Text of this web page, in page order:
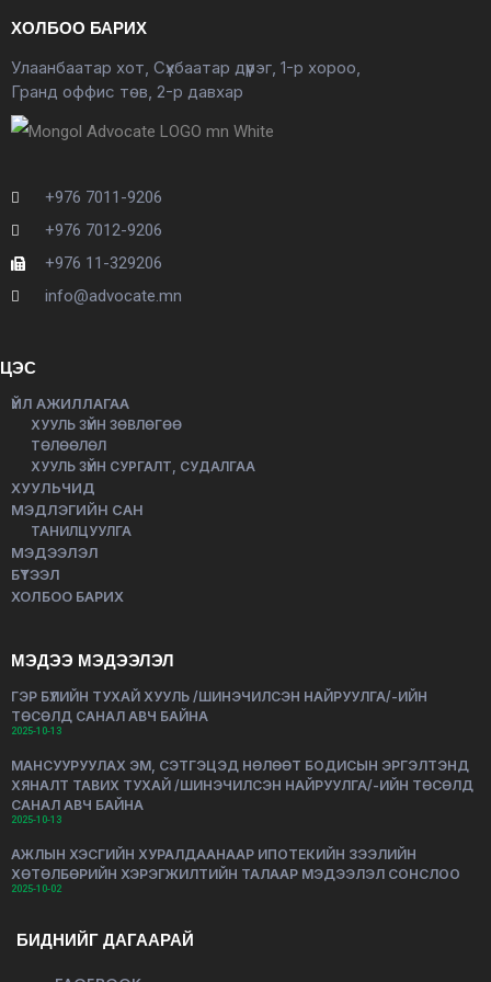
ХОЛБОО БАРИХ
Улаанбаатар хот, Сүхбаатар дүүрэг, 1-р хороо,
Гранд оффис төв, 2-р давхар
+976 7011-9206
+976 7012-9206
+976 11-329206
info@advocate.mn
ЦЭС
ҮЙЛ АЖИЛЛАГАА
ХУУЛЬ ЗҮЙН ЗӨВЛӨГӨӨ
ТӨЛӨӨЛӨЛ
ХУУЛЬ ЗҮЙН СУРГАЛТ, СУДАЛГАА
ХУУЛЬЧИД
МЭДЛЭГИЙН САН
ТАНИЛЦУУЛГА
МЭДЭЭЛЭЛ
БҮТЭЭЛ
ХОЛБОО БАРИХ
МЭДЭЭ МЭДЭЭЛЭЛ
ГЭР БҮЛИЙН ТУХАЙ ХУУЛЬ /ШИНЭЧИЛСЭН НАЙРУУЛГА/-ИЙН
ТӨСӨЛД САНАЛ АВЧ БАЙНА
2025-10-13
МАНСУУРУУЛАХ ЭМ, СЭТГЭЦЭД НӨЛӨӨТ БОДИСЫН ЭРГЭЛТЭНД
ХЯНАЛТ ТАВИХ ТУХАЙ /ШИНЭЧИЛСЭН НАЙРУУЛГА/-ИЙН ТӨСӨЛД
САНАЛ АВЧ БАЙНА
2025-10-13
АЖЛЫН ХЭСГИЙН ХУРАЛДААНААР ИПОТЕКИЙН ЗЭЭЛИЙН
ХӨТӨЛБӨРИЙН ХЭРЭГЖИЛТИЙН ТАЛААР МЭДЭЭЛЭЛ СОНСЛОО
2025-10-02
БИДНИЙГ ДАГААРАЙ